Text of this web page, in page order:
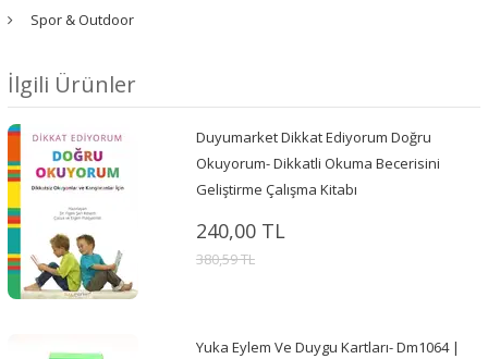
Spor & Outdoor
İlgili Ürünler
Duyumarket Dikkat Ediyorum Doğru
Okuyorum- Dikkatli Okuma Becerisini
Geliştirme Çalışma Kitabı
240,00 TL
380,59 TL
Yuka Eylem Ve Duygu Kartları- Dm1064 |